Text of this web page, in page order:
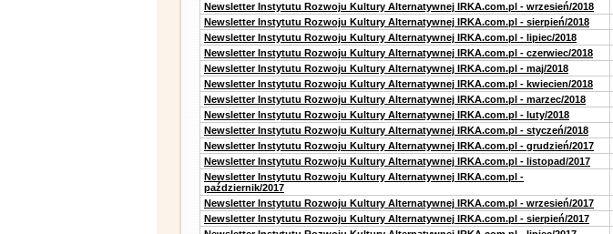
Newsletter Instytutu Rozwoju Kultury Alternatywnej IRKA.com.pl - wrzesień/2018
Newsletter Instytutu Rozwoju Kultury Alternatywnej IRKA.com.pl - sierpień/2018
Newsletter Instytutu Rozwoju Kultury Alternatywnej IRKA.com.pl - lipiec/2018
Newsletter Instytutu Rozwoju Kultury Alternatywnej IRKA.com.pl - czerwiec/2018
Newsletter Instytutu Rozwoju Kultury Alternatywnej IRKA.com.pl - maj/2018
Newsletter Instytutu Rozwoju Kultury Alternatywnej IRKA.com.pl - kwiecien/2018
Newsletter Instytutu Rozwoju Kultury Alternatywnej IRKA.com.pl - marzec/2018
Newsletter Instytutu Rozwoju Kultury Alternatywnej IRKA.com.pl - luty/2018
Newsletter Instytutu Rozwoju Kultury Alternatywnej IRKA.com.pl - styczeń/2018
Newsletter Instytutu Rozwoju Kultury Alternatywnej IRKA.com.pl - grudzień/2017
Newsletter Instytutu Rozwoju Kultury Alternatywnej IRKA.com.pl - listopad/2017
Newsletter Instytutu Rozwoju Kultury Alternatywnej IRKA.com.pl -
październik/2017
Newsletter Instytutu Rozwoju Kultury Alternatywnej IRKA.com.pl - wrzesień/2017
Newsletter Instytutu Rozwoju Kultury Alternatywnej IRKA.com.pl - sierpień/2017